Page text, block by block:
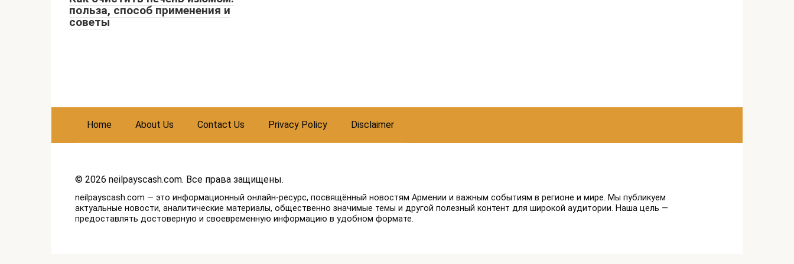
польза, способ применения и
советы
Home About Us Contact Us Privacy Policy Disclaimer
© 2026 neilpayscash.com. Все права защищены.
neilpayscash.com — это информационный онлайн-ресурс, посвящённый новостям Армении и важным событиям в регионе и мире. Мы публикуем
актуальные новости, аналитические материалы, общественно значимые темы и другой полезный контент для широкой аудитории. Наша цель —
предоставлять достоверную и своевременную информацию в удобном формате.